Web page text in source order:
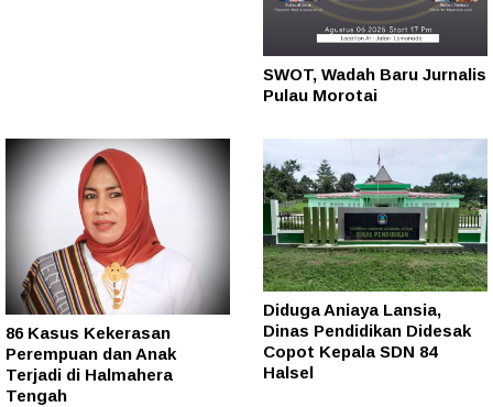
SWOT, Wadah Baru Jurnalis
Pulau Morotai
86 Kasus Kekerasan
Perempuan dan Anak
Terjadi di Halmahera
Tengah
Diduga Aniaya Lansia,
Dinas Pendidikan Didesak
Copot Kepala SDN 84
Halsel